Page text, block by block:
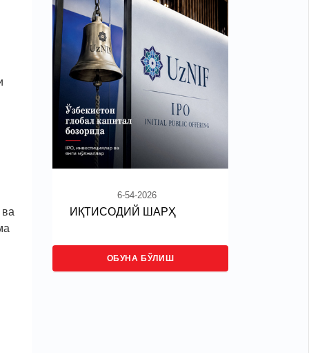
6-54-2026
ИҚТИСОДИЙ ШАРҲ
ОБУНА БЎЛИШ